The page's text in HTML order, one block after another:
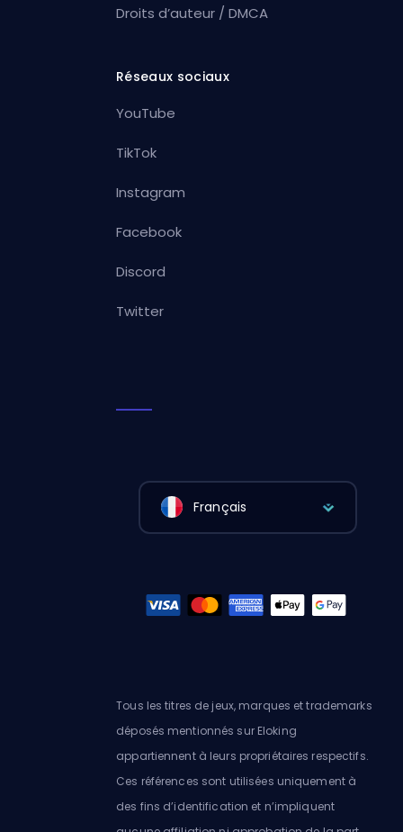
Droits d’auteur / DMCA
Réseaux sociaux
YouTube
TikTok
Instagram
Facebook
Discord
Twitter
Français
Tous les titres de jeux, marques et trademarks
déposés mentionnés sur Eloking
appartiennent à leurs propriétaires respectifs.
Ces références sont utilisées uniquement à
des fins d’identification et n’impliquent